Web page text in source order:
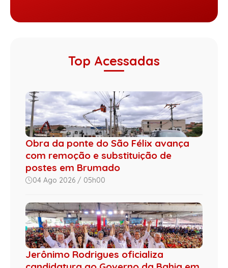
Top Acessadas
Obra da ponte do São Félix avança
com remoção e substituição de
postes em Brumado
04 Ago 2026 / 05h00
Jerônimo Rodrigues oficializa